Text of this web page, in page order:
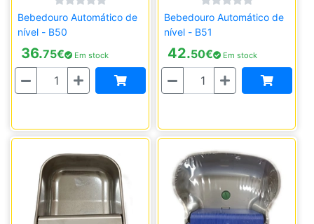
Bebedouro Automático de
nível - B50
36.75€ Em stock
Quantidade
Bebedouro Automático de
nível - B51
42.50€ Em stock
Quantidade